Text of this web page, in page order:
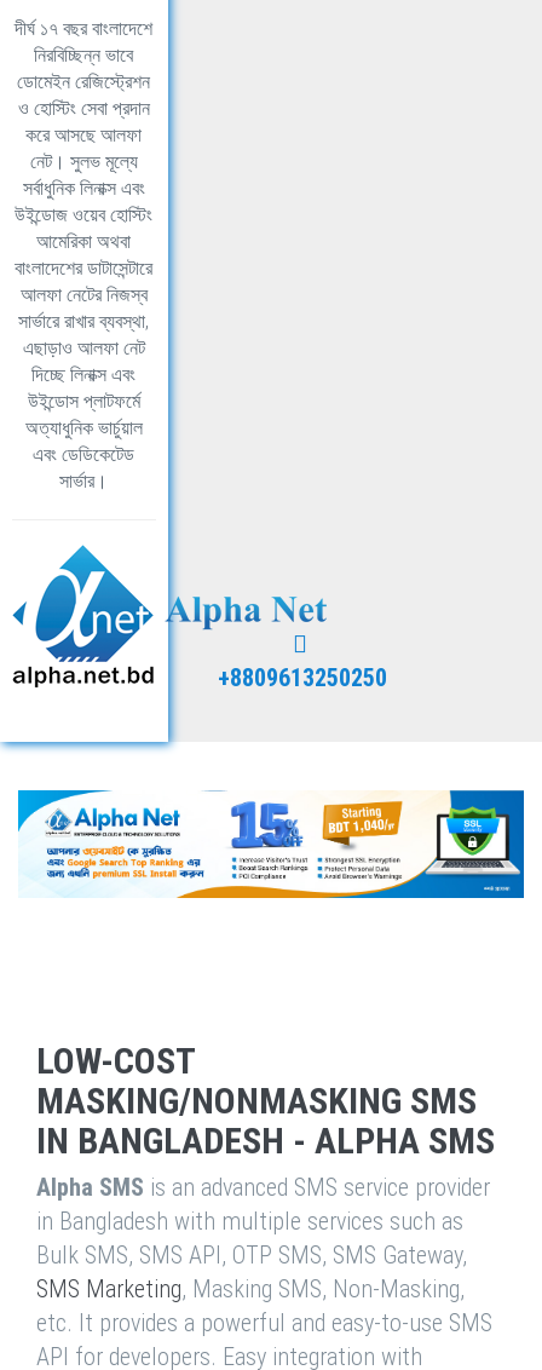
দীর্ঘ ১৭ বছর বাংলাদেশে
নিরবিচ্ছিন্ন ভাবে
ডোমেইন রেজিস্ট্রেশন
ও হোস্টিং সেবা প্রদান
করে আসছে আলফা
নেট। সুলভ মূল্যে
সর্বাধুনিক লিনাক্স এবং
উইন্ডোজ ওয়েব হোস্টিং
আমেরিকা অথবা
বাংলাদেশের ডাটাসেন্টারে
আলফা নেটের নিজস্ব
সার্ভারে রাখার ব্যবস্থা,
এছাড়াও আলফা নেট
দিচ্ছে লিনাক্স এবং
উইন্ডোস প্লাটফর্মে
অত্যাধুনিক ভার্চুয়াল
এবং ডেডিকেটেড
সার্ভার।
+8809613250250
LOW-COST
MASKING/NONMASKING SMS
IN BANGLADESH - ALPHA SMS
Alpha SMS is an advanced SMS service provider
in Bangladesh with multiple services such as
Bulk SMS, SMS API, OTP SMS, SMS Gateway,
SMS Marketing, Masking SMS, Non-Masking,
etc. It provides a powerful and easy-to-use SMS
API for developers. Easy integration with